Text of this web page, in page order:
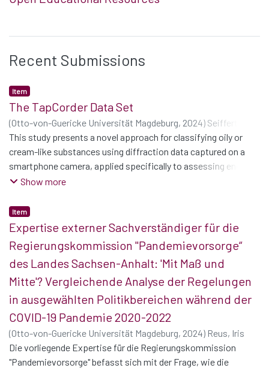
Recent Submissions
Item
The TapCorder Data Set
(Otto-von-Guericke Universität Magdeburg, 2024) Seiffert,
Udo;Jadhav, Ashish Shivajirao
This study presents a novel approach for classifying oily or
cream-like substances using diffraction data captured on a
smartphone camera, applied specifically to assessing engine
oil quality. Utilising the COMPOLYTICS(R) TapCorder approach,
feature extraction method. The performance of three machine
learning paradigms － Multilayer Perceptrons (MLP), Learning
Vector Quantization (LVQ), and Radial Basis Function
Networks (RBFN) － was analysed in classifying new and used
oil samples. MLP achieved the highest accuracy, while LVQ
required the least computation time, highlighting trade-offs
relevant for consumer-focused applications. This work clearly
demonstrates the feasibility of accessible, low-cost chemical
substance analysis via smartphone-based systems.
Show more
Item
Expertise externer Sachverständiger für die
Regierungskommission "Pandemievorsorge“
des Landes Sachsen-Anhalt: 'Mit Maß und
Mitte'? Vergleichende Analyse der Regelungen
in ausgewählten Politikbereichen während der
COVID-19 Pandemie 2020-2022
(Otto-von-Guericke Universität Magdeburg, 2024) Reus, Iris
Die vorliegende Expertise für die Regierungskommission
"Pandemievorsorge" befasst sich mit der Frage, wie die